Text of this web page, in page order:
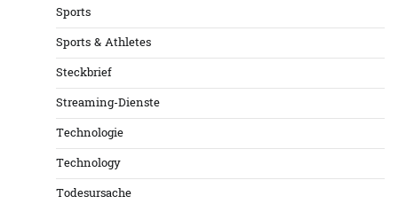
Sports
Sports & Athletes
Steckbrief
Streaming-Dienste
Technologie
Technology
Todesursache